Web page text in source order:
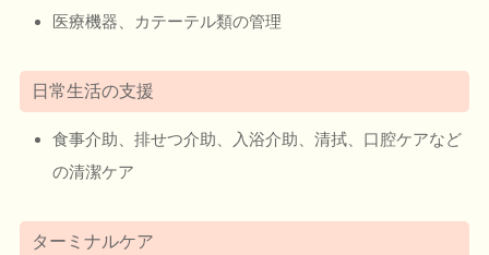
医療機器、カテーテル類の管理
日常生活の支援
食事介助、排せつ介助、入浴介助、清拭、口腔ケアなど
の清潔ケア
ターミナルケア